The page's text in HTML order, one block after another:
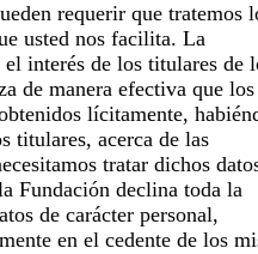
requerir que tratemos
usted nos facilita. La
interés de los titulares de
de manera efectiva que los
lícitamente,
titulares, acerca de las
tratar dichos
Fundación declina toda la
de carácter personal,
en el cedente de los